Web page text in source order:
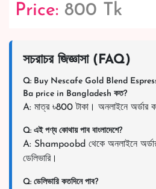
Price: 800 Tk
সচরাচর জিজ্ঞাসা (FAQ)
Q: Buy Nescafe Gold Blend
Ba price in Bangladesh কত?
A: মাত্র ৳800 টাকা। অনলাইনে অর্ডার
Q: এই পণ্য কোথায় পাব বাংলাদেশে?
A: Shampoobd থেকে অনলাইনে
ডেলিভারি।
Q: ডেলিভারি কতদিনে পাব?